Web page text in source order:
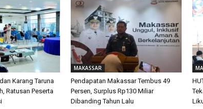
Karang Taruna
Ratusan Peserta
MAKASSAR
Pendapatan Makassar Tembus 49
Persen, Surplus Rp130 Miliar
Dibanding Tahun Lalu